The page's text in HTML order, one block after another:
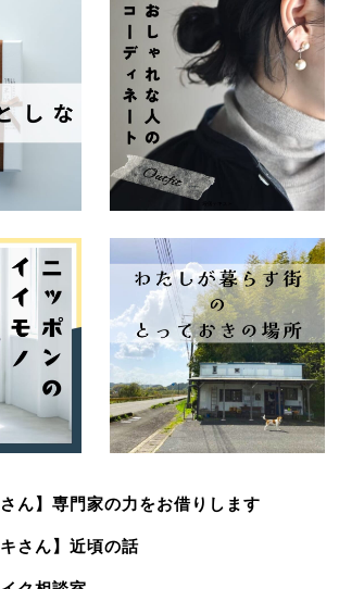
さん】専門家の力をお借りします
さん】近頃の話